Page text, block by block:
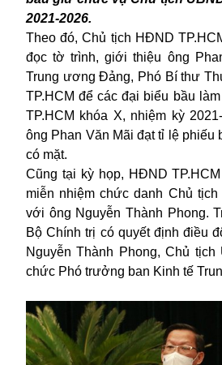
2021-2026.
Theo đó, Chủ tịch HĐND
đọc tờ trình, giới thiệu ông
Trung ương Đảng, Phó Bí thư
TP.HCM để các đại biểu bầu
TP.HCM khóa X, nhiệm kỳ
ông Phan Văn Mãi đạt tỉ lệ phiếu
có mặt.
Cũng tại kỳ họp, HĐND
miễn nhiệm chức danh Chủ tịch
với ông Nguyễn Thành Phong.
Bộ Chính trị có quyết định điều
Nguyễn Thành Phong, Chủ
chức Phó trưởng ban Kinh tế